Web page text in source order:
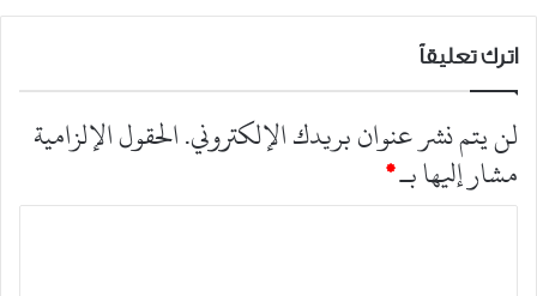
اترك تعليقاً
لن يتم نشر عنوان بريدك الإلكتروني.الحقول الإلزامية
مشار إليها بـ*
ا